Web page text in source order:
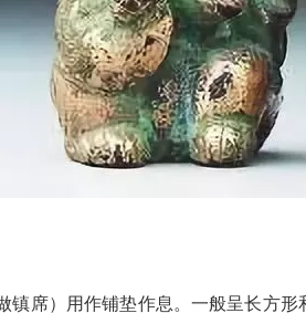
）用作铺垫作息。一般呈长方形